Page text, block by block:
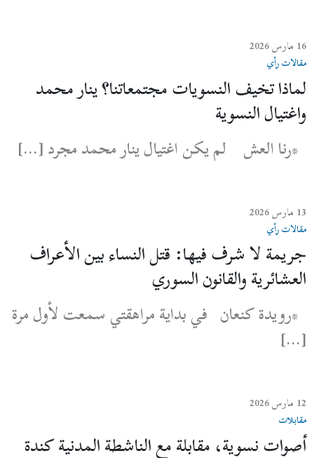
16 مارس 2026
مقالات رأي
لماذا تخيف النسويات مجتمعاتنا؟ ينار محمد
واغتيال النسوية
*رنا العش لم يكن اغتيال ينار محمد مجرد […]
13 مارس 2026
مقالات رأي
جريمة لا شرف فيها: قتل النساء بين الأعراف
العشائرية والقانون السوري
*رويدة كنعان في بداية مراهقتي سمعت لأول مرة
[…]
12 مارس 2026
مقابلات
أصوات نسوية، مقابلة مع الناشطة المدنية كندة